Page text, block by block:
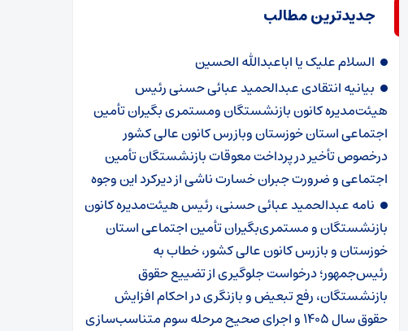
جدیدترین مطالب
السلام علیک یا اباعبدالله الحسین
بیانیه انتقادی عبدالحمید عبائی حسنی رئیس
هیئت‌مدیره کانون بازنشستگان ومستمری بگیران تأمین
اجتماعی استان خوزستان وبازرس کانون عالی کشور
درخصوص تأخیر در پرداخت معوقات بازنشستگان تأمین
اجتماعی و ضرورت جبران خسارت ناشی از دیرکرد این وجوه
نامه عبدالحمید عبائی حسنی، رئیس هیئت‌مدیره کانون
بازنشستگان و مستمری‌بگیران تأمین اجتماعی استان
خوزستان و بازرس کانون عالی کشور، خطاب به
رئیس‌جمهور؛ درخواست جلوگیری از تضییع حقوق
بازنشستگان، رفع تبعیض و بازنگری در احکام افزایش
حقوق سال ۱۴۰۵ و اجرای صحیح مرحله سوم متناسب‌سازی